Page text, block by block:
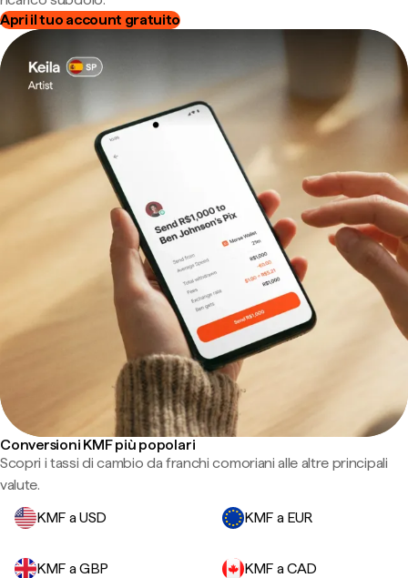
Apri il tuo account gratuito
Conversioni KMF più popolari
Scopri i tassi di cambio da franchi comoriani alle altre principali
valute.
KMF a USD
KMF a EUR
KMF a GBP KMF a CAD